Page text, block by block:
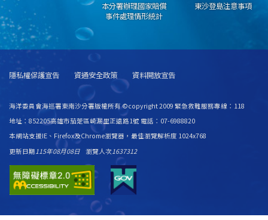
本分署辦理國家賠償
事件處理情形統計
東沙登島注意事項
隱私權保護宣告 資通安全政策 資料開放宣告
海洋委員會海巡署東南沙分署版權所有 ©copyright 2009 緊急救難服務專線：118
地址：852205高雄市茄萣區崎漏里正遠路1號 電話：07-6988820
本網站支援IE、Firefox及Chrome瀏覽器，最佳瀏覽解析度 1024x768
更新日期115年08月08日 瀏覽人次1637312